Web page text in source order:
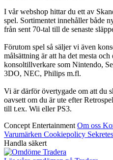
I vår webshop hittar du ett av
spel. Sortimentet innehåller både
från sent 70-tal till de senaste
Förutom spel så säljer vi även
målsättning är att ha det mesta och
konsoltillverkare som Nintendo,
3DO, NEC, Philips m.fl.
Vi är därför övertygade om att du
oavsett om du är ute efter
till t.ex. Wii eller PS3.
Concept Entertainment Om oss
Varumärken Cookiepolicy
Handla säkert